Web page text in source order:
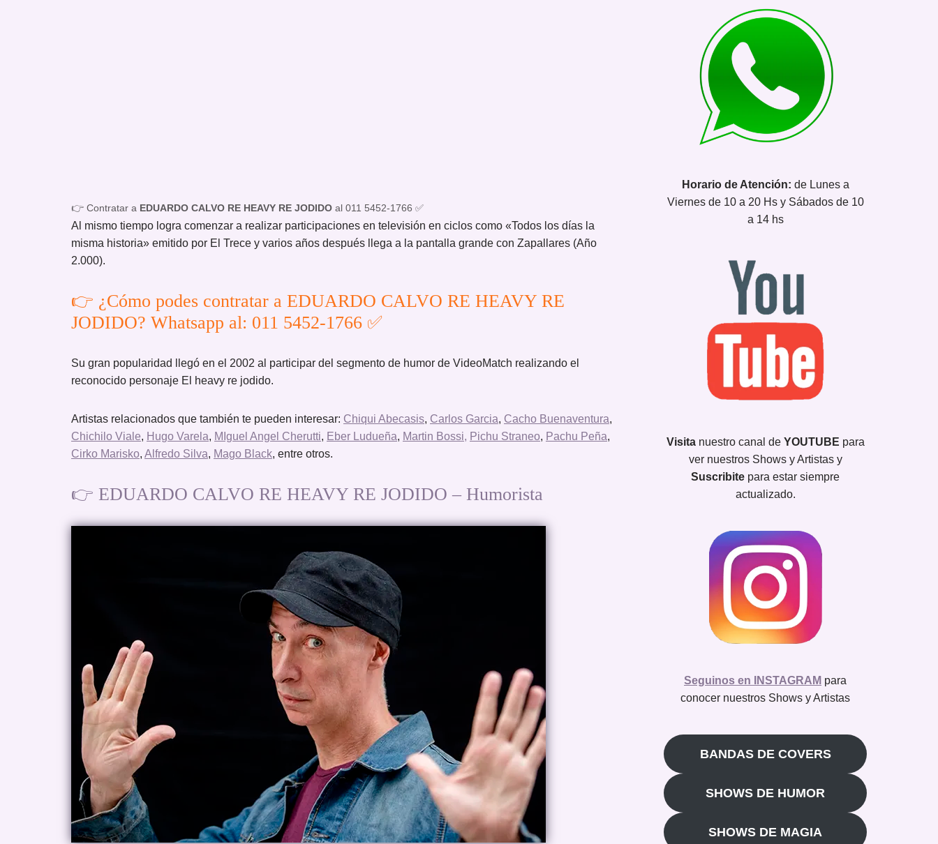
👉 Contratar a EDUARDO CALVO RE HEAVY RE JODIDO al 011 5452-1766 ✅
Al mismo tiempo logra comenzar a realizar participaciones en televisión en ciclos como «Todos los días la
misma historia» emitido por El Trece y varios años después llega a la pantalla grande con Zapallares (Año
2.000).
👉 ¿Cómo podes contratar a EDUARDO CALVO RE HEAVY RE
JODIDO? Whatsapp al: 011 5452-1766 ✅
Su gran popularidad llegó en el 2002 al participar del segmento de humor de VideoMatch realizando el
reconocido personaje El heavy re jodido.
Artistas relacionados que también te pueden interesar: Chiqui Abecasis, Carlos Garcia, Cacho Buenaventura,
Chichilo Viale, Hugo Varela, MIguel Angel Cherutti, Eber Ludueña, Martin Bossi, Pichu Straneo, Pachu Peña,
Cirko Marisko, Alfredo Silva, Mago Black, entre otros.
👉 EDUARDO CALVO RE HEAVY RE JODIDO – Humorista
Horario de Atención: de Lunes a
Viernes de 10 a 20 Hs y Sábados de 10
a 14 hs
Visita nuestro canal de YOUTUBE para
ver nuestros Shows y Artistas y
Suscribite para estar siempre
actualizado.
Seguinos en INSTAGRAM para
conocer nuestros Shows y Artistas
BANDAS DE COVERS
SHOWS DE HUMOR
SHOWS DE MAGIA